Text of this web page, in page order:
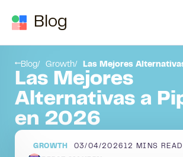
Blog
Blog Growth Las Mejores
Las Mejores
Alternativas a
en 2026
GROWTH 03/04/2026 12 MINS READ